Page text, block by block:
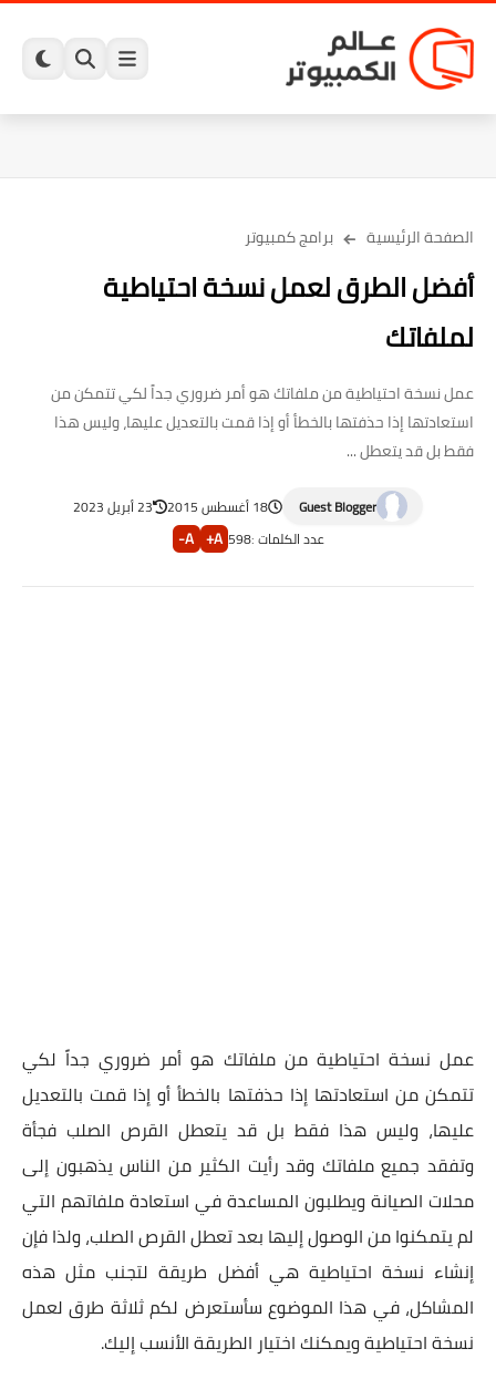
الصفحة الرئيسية برامج كمبيوتر
أفضل الطرق لعمل نسخة احتياطية
لملفاتك
عمل نسخة احتياطية من ملفاتك هو أمر ضروري جداً لكي تتمكن من
استعادتها إذا حذفتها بالخطأ أو إذا قمت بالتعديل عليها، وليس هذا
فقط بل قد يتعطل ...
Guest Blogger 18 أغسطس 2015
23 أبريل 2023
عدد الكلمات :598
A+
A-
عمل نسخة احتياطية من ملفاتك هو أمر ضروري جداً لكي
تتمكن من استعادتها إذا حذفتها بالخطأ أو إذا قمت بالتعديل
عليها، وليس هذا فقط بل قد يتعطل القرص الصلب فجأة
وتفقد جميع ملفاتك وقد رأيت الكثير من الناس يذهبون إلى
محلات الصيانة ويطلبون المساعدة في استعادة ملفاتهم التي
لم يتمكنوا من الوصول إليها بعد تعطل القرص الصلب، ولذا فإن
إنشاء نسخة احتياطية هي أفضل طريقة لتجنب مثل هذه
المشاكل، في هذا الموضوع سأستعرض لكم ثلاثة طرق لعمل
نسخة احتياطية ويمكنك اختيار الطريقة الأنسب إليك.